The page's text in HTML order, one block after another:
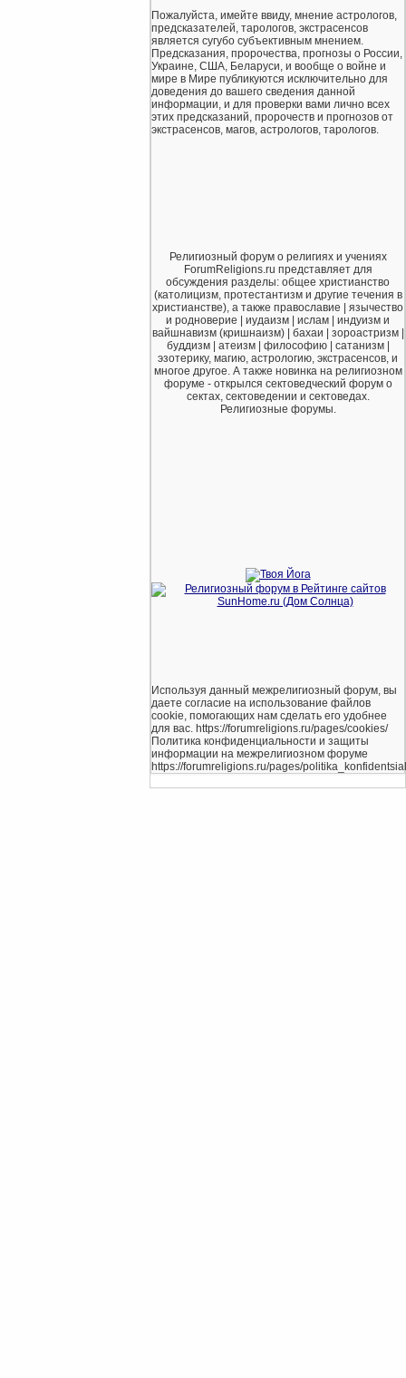
Пожалуйста, имейте ввиду, мнение астрологов,
предсказателей, тарологов, экстрасенсов
является сугубо субъективным мнением.
Предсказания, пророчества, прогнозы о России,
Украине, США, Беларуси, и вообще о войне и
мире в Мире публикуются исключительно для
доведения до вашего сведения данной
информации, и для проверки вами лично всех
этих предсказаний, пророчеств и прогнозов от
экстрасенсов, магов, астрологов, тарологов.
Религиозный форум о религиях и учениях
ForumReligions.ru представляет для
обсуждения разделы: общее христианство
(католицизм, протестантизм и другие течения в
христианстве), а также православие | язычество
и родноверие | иудаизм | ислам | индуизм и
вайшнавизм (кришнаизм) | бахаи | зороастризм |
буддизм | атеизм | философию | сатанизм |
эзотерику, магию, астрологию, экстрасенсов, и
многое другое. А также новинка на религиозном
форуме - открылся сектоведческий форум о
сектах, сектоведении и сектоведах.
Религиозные форумы.
Используя данный межрелигиозный форум, вы
даете согласие на использование файлов
cookie, помогающих нам сделать его удобнее
для вас. https://forumreligions.ru/pages/cookies/
Политика конфиденциальности и защиты
информации на межрелигиозном форуме
https://forumreligions.ru/pages/